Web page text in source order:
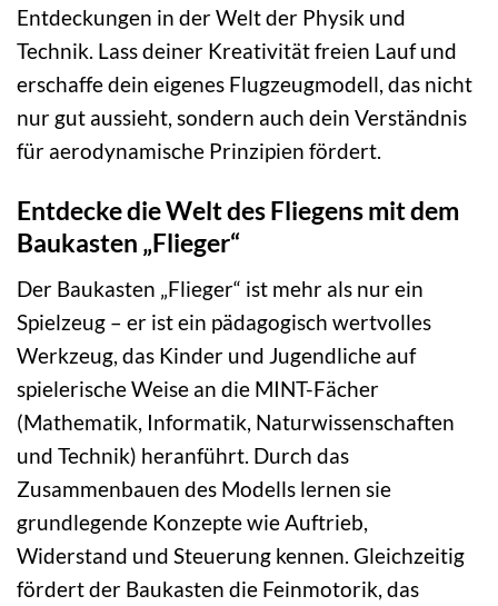
Entdeckungen in der Welt der Physik und
Technik. Lass deiner Kreativität freien Lauf und
erschaffe dein eigenes Flugzeugmodell, das nicht
nur gut aussieht, sondern auch dein Verständnis
für aerodynamische Prinzipien fördert.
Entdecke die Welt des Fliegens mit dem
Baukasten „Flieger“
Der Baukasten „Flieger“ ist mehr als nur ein
Spielzeug – er ist ein pädagogisch wertvolles
Werkzeug, das Kinder und Jugendliche auf
spielerische Weise an die MINT-Fächer
(Mathematik, Informatik, Naturwissenschaften
und Technik) heranführt. Durch das
Zusammenbauen des Modells lernen sie
grundlegende Konzepte wie Auftrieb,
Widerstand und Steuerung kennen. Gleichzeitig
fördert der Baukasten die Feinmotorik, das